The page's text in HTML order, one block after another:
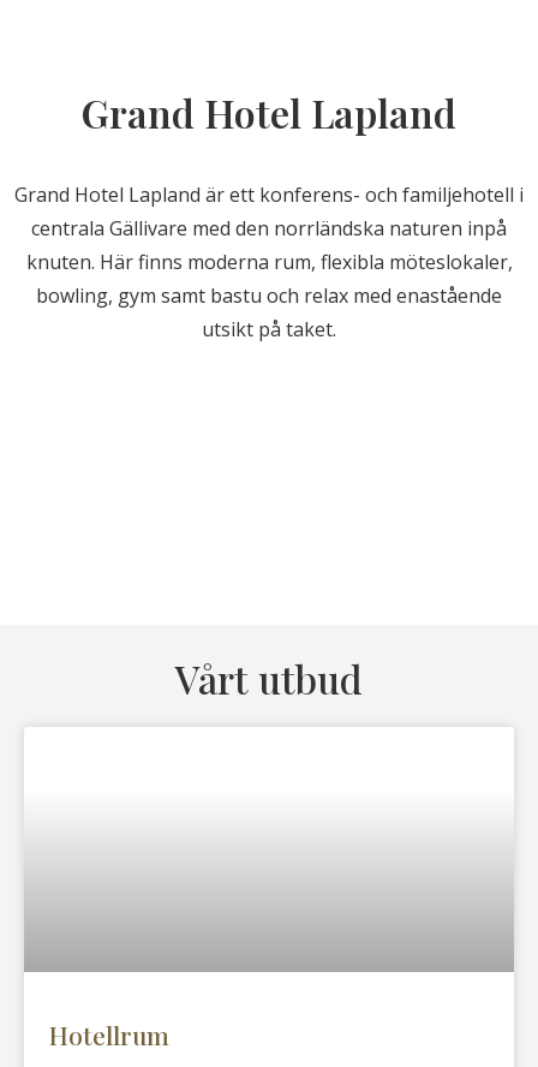
Grand Hotel Lapland
Grand Hotel Lapland är ett konferens- och familjehotell i
centrala Gällivare med den norrländska naturen inpå
knuten. Här finns moderna rum, flexibla möteslokaler,
bowling, gym samt bastu och relax med enastående
utsikt på taket.
Vårt utbud
Hotellrum